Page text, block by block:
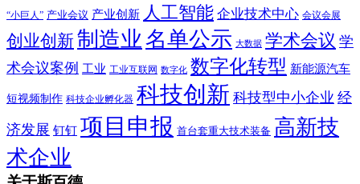
“小巨人” 产业会议 产业创新 人工智能 企业技术中心 会议会展
创业创新制造业 名单公示 大数据 学术会议 学
术会议案例 工业 工业互联网 数字化 数字化转型 新能源汽车
短视频制作 科技企业孵化器 科技创新 科技型中小企业 经
济发展 钉钉 项目申报 首台套重大技术装备 高新技
术企业